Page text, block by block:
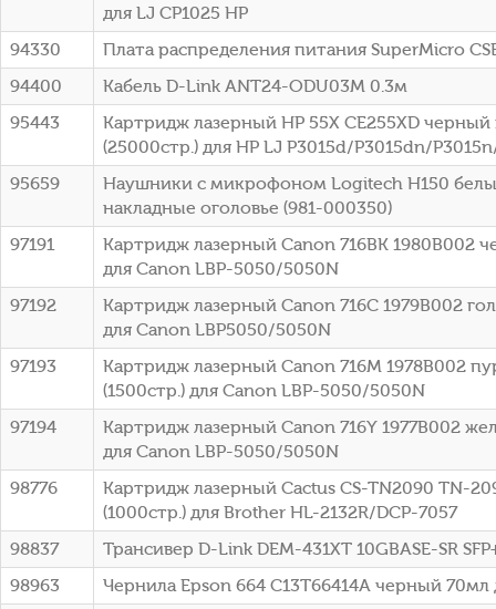
для LJ CP1025 HP
94330
Плата распределения питания SuperMicro
94400
Кабель D-Link ANT24-ODU03M 0.3м
95443
Картридж лазерный HP 55X CE255XD черный
(25000стр.) для HP LJ P3015d/P3015dn/
95659
Наушники с микрофоном Logitech H150
накладные оголовье (981-000350)
97191
Картридж лазерный Canon 716BK 1980B002
для Canon LBP-5050/5050N
97192
Картридж лазерный Canon 716C 1979B002
для Canon LBP5050/5050N
97193
Картридж лазерный Canon 716M 1978B002
(1500стр.) для Canon LBP-5050/5050N
97194
Картридж лазерный Canon 716Y 1977B002
для Canon LBP-5050/5050N
98776
Картридж лазерный Cactus CS-TN2090 TN-
(1000стр.) для Brother HL-2132R/DCP-7057
98837
Трансивер D-Link DEM-431XT 10GBASE-SR
98963
Чернила Epson 664 C13T66414A черный 70мл